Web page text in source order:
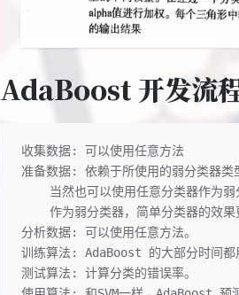
AdaBoost 开发流
收集数据: 可以使用任意方法
准备数据: 依赖于所使用的弱分类器
当然也可以使用任意分类器作为
作为弱分类器，简单分类器的效果
分析数据: 可以使用任意方法。
训练算法: AdaBoost 的大部分时间都
测试算法: 计算分类的错误率。